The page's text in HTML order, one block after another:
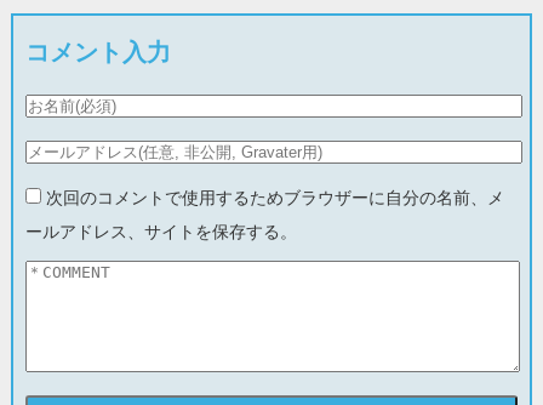
コメント入力
次回のコメントで使用するためブラウザーに自分の名前、メ
ールアドレス、サイトを保存する。